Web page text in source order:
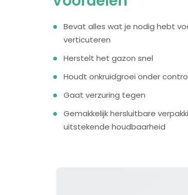
Bevat alles wat je nodig hebt
verticuteren
Herstelt het gazon snel
Houdt onkruidgroei onder
Gaat verzuring tegen
Gemakkelijk hersluitbare
uitstekende houdbaarheid